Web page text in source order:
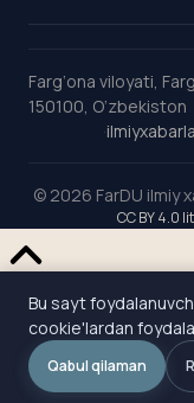
Farg‘ona viloyati,
150100, O‘zbekiston
·
© 2026 FarDU ilmiy
CC BY 4.0
Bu sayt
cookie'lardan
Qabul qilaman